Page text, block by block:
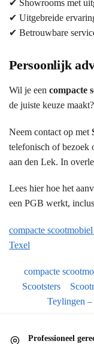
✔ Showrooms met
✔ Uitgebreide
✔ Betrouwbare
Persoonlijk
Wil je een compacte
de juiste keuze maakt?
Neem contact op met
telefonisch of bezoek
aan den Lek. In
Lees hier hoe het
een PGB werkt,
compacte
Texel
compacte
Scootsters
Teylingen –
Professioneel